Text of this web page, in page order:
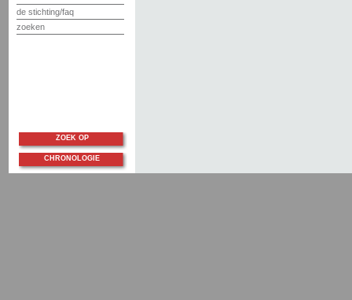
de stichting/faq
zoeken
ZOEK OP
CHRONOLOGIE